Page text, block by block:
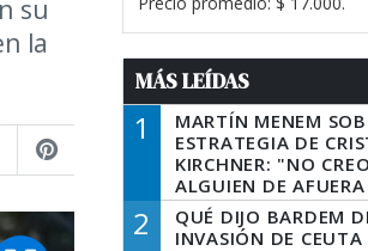
su
la
MÁS LEÍDAS
1
MARTÍN MENEM
ESTRATEGIA DE
KIRCHNER: "NO
ALGUIEN DE
DECIR A LA
TIENE QUE HACER"
2
QUÉ DIJO BARDEM
INVASIÓN DE CEUTA